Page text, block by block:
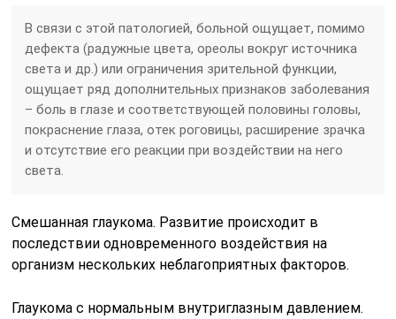
В связи с этой патологией, больной ощущает, помимо
дефекта (радужные цвета, ореолы вокруг источника
света и др.) или ограничения зрительной функции,
ощущает ряд дополнительных признаков заболевания
– боль в глазе и соответствующей половины головы,
покраснение глаза, отек роговицы, расширение зрачка
и отсутствие его реакции при воздействии на него
света.
Смешанная глаукома. Развитие происходит в
последствии одновременного воздействия на
организм нескольких неблагоприятных факторов.
Глаукома с нормальным внутриглазным давлением.